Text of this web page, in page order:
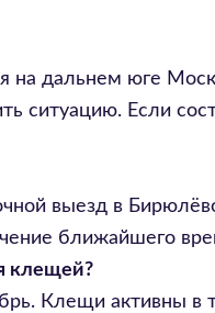
на дальнем юге
Если
выезд в
ближайшего
клещей?
Клещи активны в